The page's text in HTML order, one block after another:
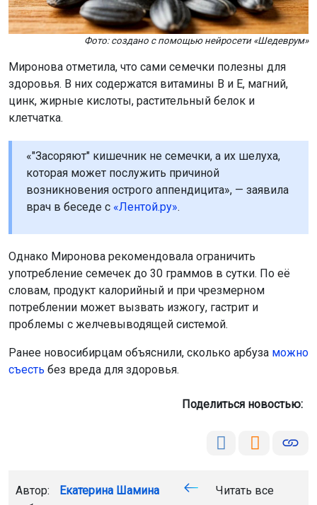
Фото: создано с помощью нейросети «Шедеврум»
Миронова отметила, что сами семечки полезны для
здоровья. В них содержатся витамины B и E, магний,
цинк, жирные кислоты, растительный белок и
клетчатка.
«"Засоряют" кишечник не семечки, а их шелуха,
которая может послужить причиной
возникновения острого аппендицита», — заявила
врач в беседе с «Лентой.ру».
Однако Миронова рекомендовала ограничить
употребление семечек до 30 граммов в сутки. По её
словам, продукт калорийный и при чрезмерном
потреблении может вызвать изжогу, гастрит и
проблемы с желчевыводящей системой.
Ранее новосибирцам объяснили, сколько арбуза можно
съесть без вреда для здоровья.
Поделиться новостью:
Автор: Екатерина Шамина
Читать все